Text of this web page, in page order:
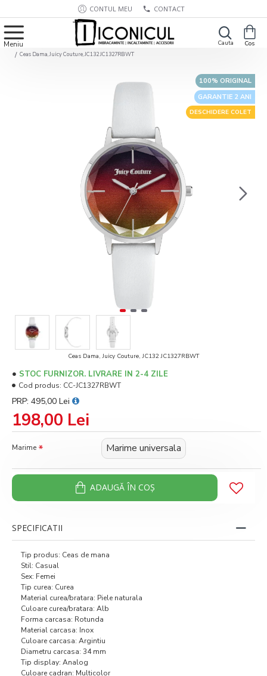
CONTUL MEU CONTACT
Ceas Dama, Juicy Couture, JC132 JC1327RBWT
GARANTIE 2 ANI
100% ORIGINAL
DESCHIDERE COLET
Ceas Dama, Juicy Couture, JC132 JC1327RBWT
198,00 Lei
PRP: 495,00 Lei
STOC FURNIZOR. LIVRARE IN 2-4 ZILE
Cod produs: CC-JC1327RBWT
Marime Marime universala
ADAUGĂ ÎN COŞ
SPECIFICATII
Tip produs: Ceas de mana
Stil: Casual
Sex: Femei
Tip curea: Curea
Material curea/bratara: Piele naturala
Culoare curea/bratara: Alb
Forma carcasa: Rotunda
Material carcasa: Inox
Culoare carcasa: Argintiu
Diametru carcasa: 34 mm
Tip display: Analog
Culoare cadran: Multicolor